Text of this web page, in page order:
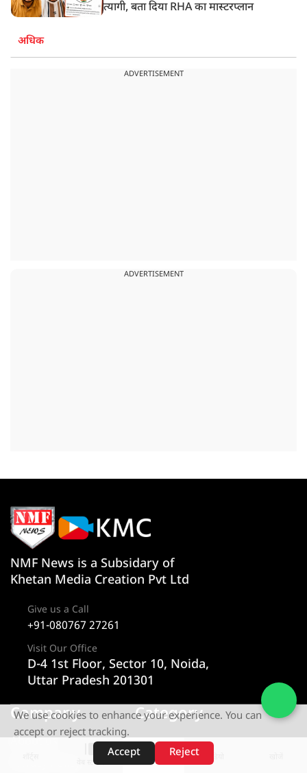
त्यागी, बता दिया RHA का मास्टरप्लान
अधिक
ADVERTISEMENT
ADVERTISEMENT
वेब स्टोरीज़
NMF News is a Subsidary of
Khetan Media Creation Pvt Ltd
Give us a Call
+91-080767 27261
Visit Our Office
D-4 1st Floor, Sector 10, Noida,
Uttar Pradesh 201301
Company
About us
Category
न्यूज
राज्य
We use cookies to enhance your experience. You can
accept or reject tracking.
Accept
Reject